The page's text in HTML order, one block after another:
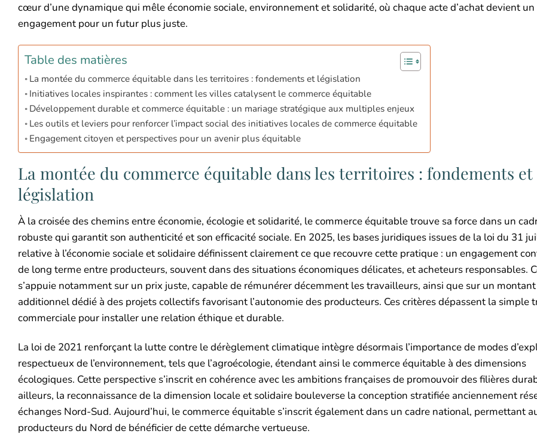
cœur d’une dynamique qui mêle économie sociale, environnement et solidarité, où chaque acte d’achat devient un
engagement pour un futur plus juste.
Table des matières
La montée du commerce équitable dans les territoires : fondements et législation
Initiatives locales inspirantes : comment les villes catalysent le commerce équitable
Développement durable et commerce équitable : un mariage stratégique aux multiples enjeux
Les outils et leviers pour renforcer l’impact social des initiatives locales de commerce équitable
Engagement citoyen et perspectives pour un avenir plus équitable
La montée du commerce équitable dans les territoires : fondements et
législation
À la croisée des chemins entre économie, écologie et solidarité, le commerce équitable trouve sa force dans un
robuste qui garantit son authenticité et son efficacité sociale. En 2025, les bases juridiques issues de la loi du 31
relative à l’économie sociale et solidaire définissent clairement ce que recouvre cette pratique : un engagement
de long terme entre producteurs, souvent dans des situations économiques délicates, et acheteurs responsables.
s’appuie notamment sur un prix juste, capable de rémunérer décemment les travailleurs, ainsi que sur un montant
additionnel dédié à des projets collectifs favorisant l’autonomie des producteurs. Ces critères dépassent la simple
commerciale pour installer une relation éthique et durable.
La loi de 2021 renforçant la lutte contre le dérèglement climatique intègre désormais l’importance de modes
respectueux de l’environnement, tels que l’agroécologie, étendant ainsi le commerce équitable à des dimensions
écologiques. Cette perspective s’inscrit en cohérence avec les ambitions françaises de promouvoir des filières
ailleurs, la reconnaissance de la dimension locale et solidaire bouleverse la conception stratifiée anciennement
échanges Nord-Sud. Aujourd’hui, le commerce équitable s’inscrit également dans un cadre national, permettant
producteurs du Nord de bénéficier de cette démarche vertueuse.